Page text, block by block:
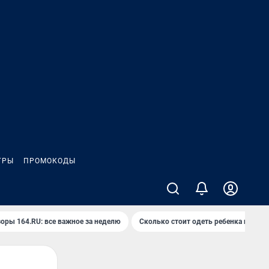
ПРОМОКОДЫ
164.RU: все важное за неделю Сколько стоит одеть ребенка на